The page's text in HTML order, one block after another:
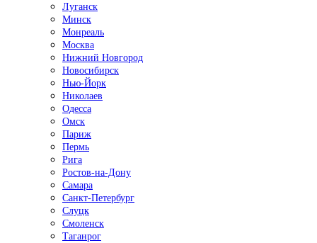
Луганск
Минск
Монреаль
Москва
Нижний Новгород
Новосибирск
Нью-Йорк
Николаев
Одесса
Омск
Париж
Пермь
Рига
Ростов-на-Дону
Самара
Санкт-Петербург
Слуцк
Смоленск
Таганрог